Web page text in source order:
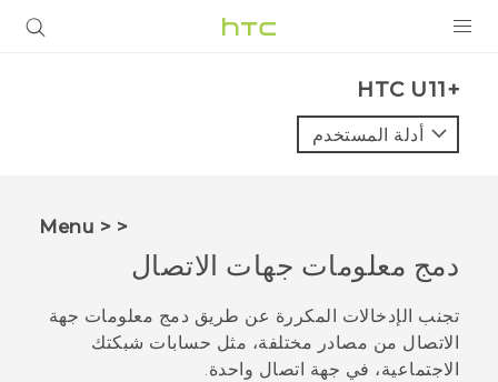
VIVE
البرامج + التطبيقات
الدعم
HTC U11+‎
أدلة المستخدم
< < Menu
دمج معلومات جهات الاتصال
تجنب الإدخالات المكررة عن طريق دمج معلومات جهة
الاتصال من مصادر مختلفة، مثل حسابات شبكتك
الاجتماعية، في جهة اتصال واحدة.